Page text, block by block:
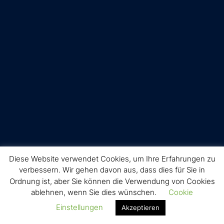
Diese Website verwendet Cookies, um Ihre Erfahrungen zu
verbessern. Wir gehen davon aus, dass dies für Sie in
Ordnung ist, aber Sie können die Verwendung von Cookies
ablehnen, wenn Sie dies wünschen.
Cookie
Einstellungen
Akzeptieren